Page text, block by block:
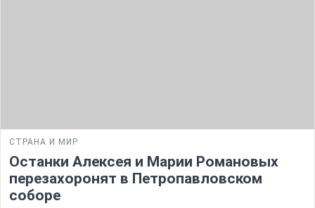
СТРАНА И МИР
Останки Алексея и Марии Романовых
перезахоронят в Петропавловском
соборе